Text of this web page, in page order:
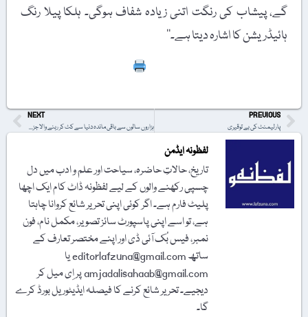
گے، پیشاب کی رنگت اتنی زیادہ شفاف ہوگی۔ ہلکا پیلا رنگ
ہائیڈریشن کا اشارہ دیتا ہے۔‘‘
PREVIOUS
پارلیمنٹ کی بے توقیری
NEXT
ہزاروں سالوں سے باقی ماندہ دنیا سے کٹ کر رہنے والا جزیرہ
لفظونہ ایڈمن
تاریخ، حالاتِ حاضرہ، سیاحت اور علم و ادب میں دل
چسپی رکھنے والوں کے لیے لفظونہ ڈاٹ کام ایک اچھا
پلیٹ فارم ہے۔ اگر کوئی اپنی تحریر شائع کروانا چاہتا
ہے، تو اسے اپنی پاسپورٹ سائز تصویر، مکمل نام، فون
نمبر، فیس بُک آئی ڈی اور اپنے مختصر تعارف کے
ساتھ editorlafzuna@gmail.com یا
amjadalisahaab@gmail.com پر اِی میل کر
دیجیے۔ تحریر شائع کرنے کا فیصلہ ایڈیٹوریل بورڈ کرے
گا۔